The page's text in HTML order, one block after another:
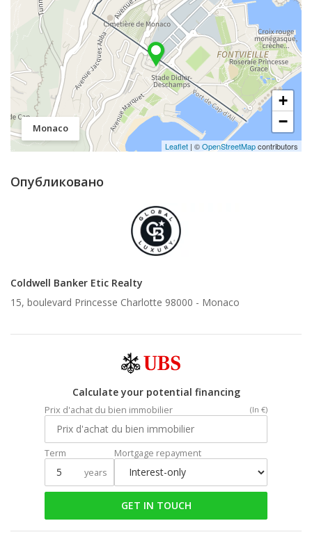
Monaco
+
−
Leaflet | ©OpenStreetMapcontributors
Опубликовано
Coldwell Banker Etic Realty
15, boulevard Princesse Charlotte 98000 - Monaco
Calculate your potential financing
Prix d'achat du bien immobilier (In €)
Term
years
Mortgage repayment
GET IN TOUCH